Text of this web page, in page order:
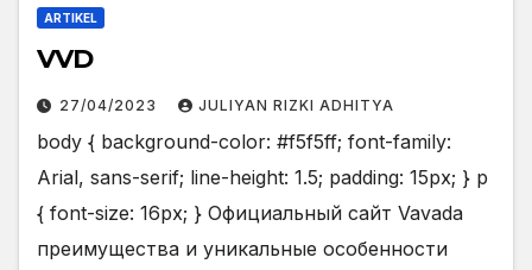
ARTIKEL
VVD
27/04/2023 JULIYAN RIZKI ADHITYA
body { background-color: #f5f5ff; font-family:
Arial, sans-serif; line-height: 1.5; padding: 15px; } p
{ font-size: 16px; } Официальный сайт Vavada
преимущества и уникальные особенности